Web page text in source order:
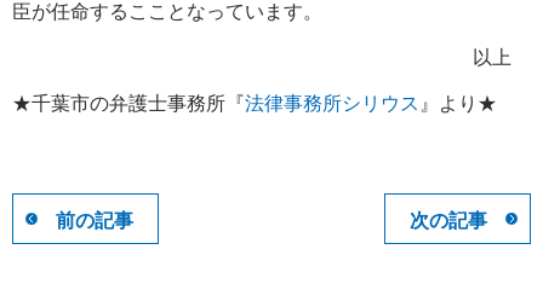
臣が任命するこことなっています。
以上
★千葉市の弁護士事務所『法律事務所シリウス 』より★
前の記事 次の記事